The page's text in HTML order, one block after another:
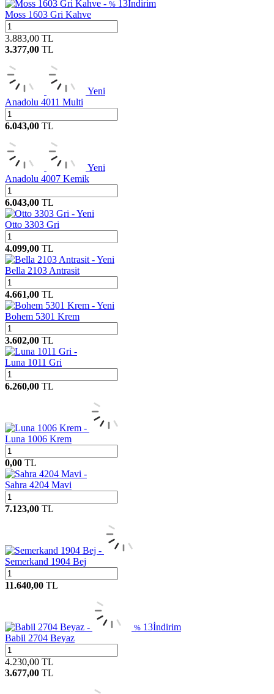
% 13İndirim
Moss 1603 Gri Kahve
3.883,00 TL
3.377,00 TL
Yeni
Anadolu 4011 Multi
6.043,00 TL
Yeni
Anadolu 4007 Kemik
6.043,00 TL
Yeni
Otto 3303 Gri
4.099,00 TL
Yeni
Bella 2103 Antrasit
4.661,00 TL
Yeni
Bohem 5301 Krem
3.602,00 TL
Luna 1011 Gri
6.260,00 TL
Luna 1006 Krem
0,00 TL
Sahra 4204 Mavi
7.123,00 TL
Semerkand 1904 Bej
11.640,00 TL
% 13İndirim
Babil 2704 Beyaz
4.230,00 TL
3.677,00 TL